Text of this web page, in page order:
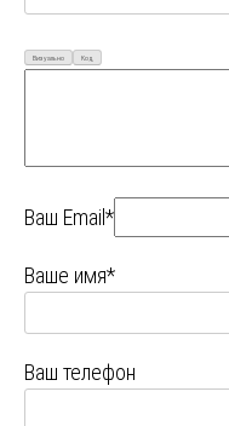
Визуально Код
Ваш Email*
Ваше имя*
Ваш телефон